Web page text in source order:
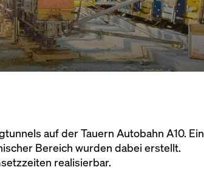
auf der Tauern Autobahn A10. Ein
Bereich wurden dabei erstellt.
realisierbar.